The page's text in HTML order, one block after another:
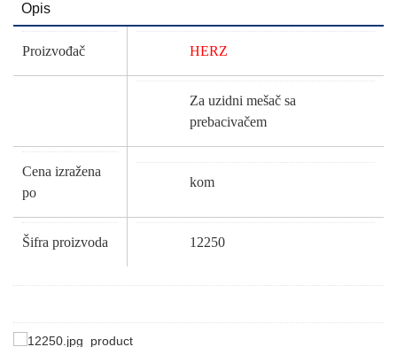
Opis
Proizvođač HERZ
Za uzidni mešač sa
prebacivačem
Cena izražena
po
kom
Šifra proizvoda 12250